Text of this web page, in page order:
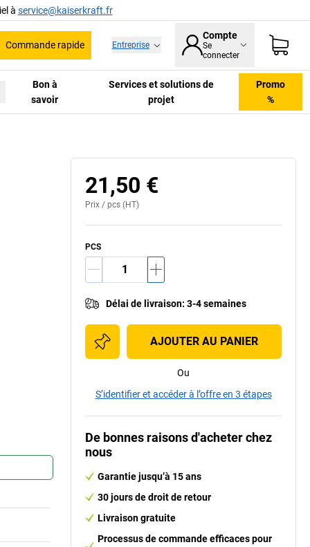
à service@kaiserkraft.fr
Commande rapide Entreprise
Compte
Se
connecter
Bon à
savoir
Services et solutions de
projet
Promo
%
21,50 €
Prix / pcs (HT)
PCS
Délai de livraison: 3-4 semaines
AJOUTER AU PANIER
Ou
S’identifier et accéder à l’offre en 3 étapes
De bonnes raisons d'acheter chez
nous
Garantie jusqu’à 15 ans
30 jours de droit de retour
Livraison gratuite
Processus de commande efficaces pour